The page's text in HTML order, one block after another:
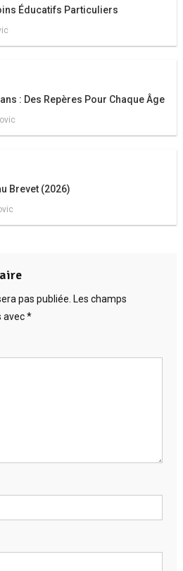
Éducatifs Particuliers
: Des Repères Pour Chaque Âge
Brevet (2026)
pas publiée. Les champs
avec*